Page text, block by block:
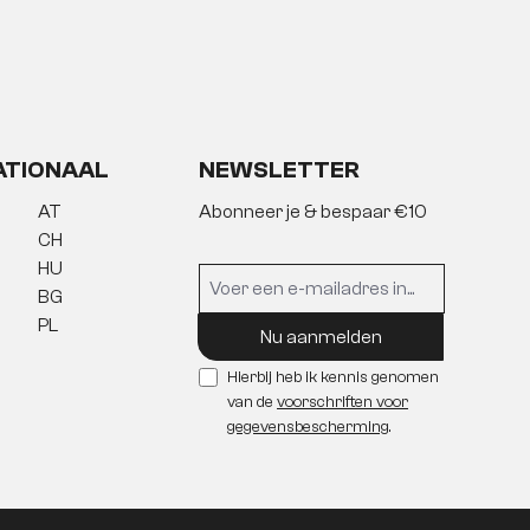
AT
CH
HU
BG
PL
NEWSLETTER
Abonneer je & bespaar €10
Nu aanmelden
Hierbij heb ik kennis genomen
van de voorschriften voor
gegevensbescherming.